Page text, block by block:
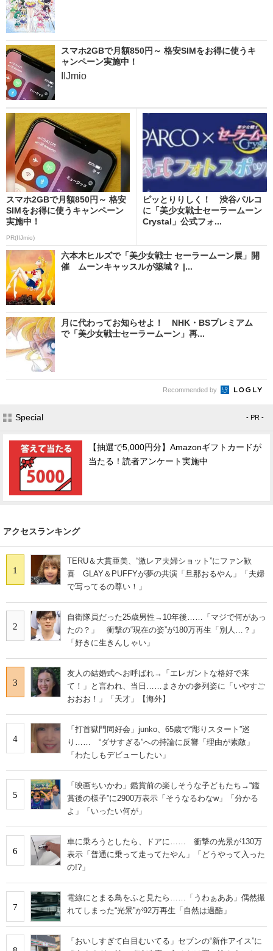
スマホ2GBで月額850円～ 格安SIMをお得に使うキ
ャンペーン実施中！
IIJmio
スマホ2GBで月額850円～ 格安
SIMをお得に使うキャンペーン
実施中！
PR(IIJmio)
ピッとりりしく！ 渋谷パルコ
に「美少女戦士セーラームーン
Crystal」公式フォ...
六本木ヒルズで「美少女戦士 セーラームーン展」開
催 ムーンキャッスルが築城？ |...
月に代わってお知らせよ！ NHK・BSプレミアム
で「美少女戦士セーラームーン」再...
Recommended by
Special - PR -
【抽選で5,000円分】Amazonギフトカードが
当たる！読者アンケート実施中
アクセスランキング
1
TERU＆大貫亜美、“激レア夫婦ショット”にファン歓
喜 GLAY＆PUFFYが夢の共演「旦那おるやん」「夫婦
で写ってるの尊い！」
2
自衛隊員だった25歳男性→10年後……「マジで何があっ
たの？」 衝撃の“現在の姿”が180万再生「別人…？」
「好きに生きんしゃい」
3
友人の結婚式へお呼ばれ→「エレガントな格好で来
て！」と言われ、当日……まさかの参列姿に「いやすご
おおお！」「天才」【海外】
4
「打首獄門同好会」junko、65歳で“彫りスタート”巡
り…… “ダサすぎる”への持論に反響「理由が素敵」
「わたしもデビューしたい」
5
「映画ちいかわ」鑑賞前の楽しそうな子どもたち→“鑑
賞後の様子”に2900万表示「そうなるわなw」「分かる
よ」「いったい何が」
6
車に乗ろうとしたら、ドアに…… 衝撃の光景が130万
表示「普通に乗って走ってたやん」「どうやって入った
の!?」
7
電線にとまる鳥をふと見たら……「うわぁああ」偶然撮
れてしまった“光景”が92万再生「自然は過酷」
「おいしすぎて白目むいてる」セブンの“新作アイス”に